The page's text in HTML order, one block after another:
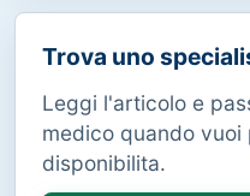
Trova uno
Leggi l'articolo e
medico quando
disponibilita.